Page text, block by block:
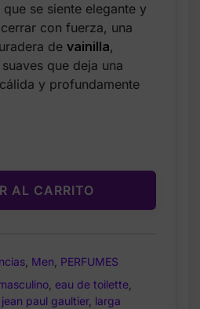
se siente elegante y
con fuerza, una
de vainilla,
que deja una
y profundamente
AL CARRITO
Men PERFUMES
eau de toilette
jean paul gaultier, larga